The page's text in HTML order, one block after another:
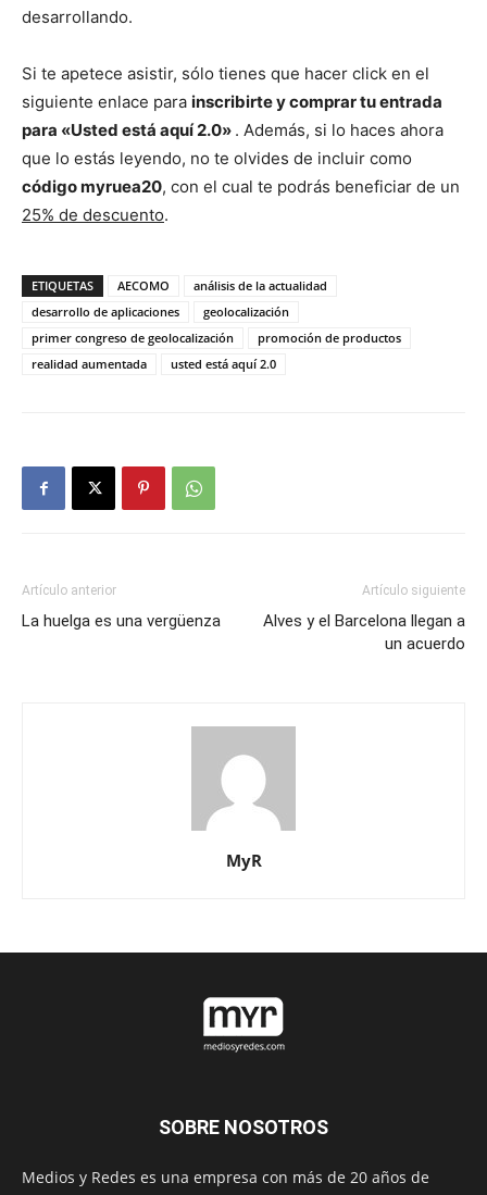
desarrollando.
Si te apetece asistir, sólo tienes que hacer click en el
siguiente enlace para inscribirte y comprar tu entrada
para «Usted está aquí 2.0» . Además, si lo haces ahora
que lo estás leyendo, no te olvides de incluir como
código myruea20, con el cual te podrás beneficiar de un
25% de descuento.
ETIQUETAS AECOMO
análisis de la actualidad
desarrollo de aplicaciones
geolocalización
primer congreso de geolocalización
promoción de productos
realidad aumentada
usted está aquí 2.0
Artículo anterior
La huelga es una vergüenza
Artículo siguiente
Alves y el Barcelona llegan a
un acuerdo
MyR
SOBRE NOSOTROS
Medios y Redes es una empresa con más de 20 años de